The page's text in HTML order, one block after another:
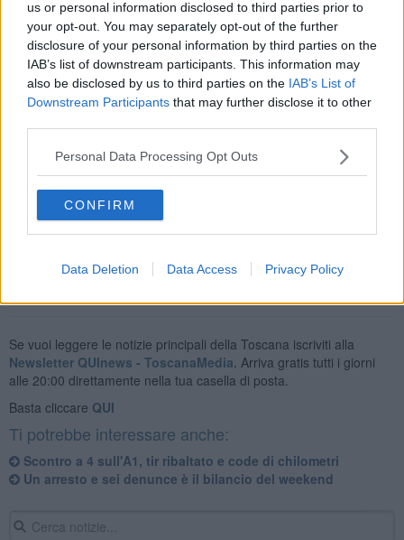
us or personal information disclosed to third parties prior to
your opt-out. You may separately opt-out of the further
disclosure of your personal information by third parties on the
IAB’s list of downstream participants. This information may
also be disclosed by us to third parties on the IAB’s List of
Downstream Participants that may further disclose it to other
Personal Data Processing Opt Outs
CONFIRM
Data Deletion Data Access Privacy Policy
nel tratto A1 tra Monte San Savino e Arezzo. Coinvolto il
conducente di autovettura, un uomo di 31 anni.
L’intervento dell'emergenza urgenza è avvenuto questa mattina alle
ore 8:15 su incidente stradale in A1 direzione nord nel tratto tra
Monte San Savino e Arezzo. Coinvolto soltanto il conducente
Soccorso dell’ospedale San Donato di Arezzo.
Sul posto l’ambulanza infermierizzata della Misericordia di Monte
San Savino, la polizia stradale e Vigili del Fuoco.
Se vuoi leggere le notizie principali della Toscana iscriviti alla
Newsletter QUInews - ToscanaMedia. Arriva gratis tutti i giorni
alle 20:00 direttamente nella tua casella di posta.
Basta cliccare QUI
Ti potrebbe interessare anche:
Scontro a 4 sull'A1, tir ribaltato e code di chilometri
Un arresto e sei denunce è il bilancio del weekend